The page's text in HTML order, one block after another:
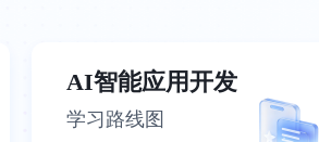
AI智能应用开发
学习路线图